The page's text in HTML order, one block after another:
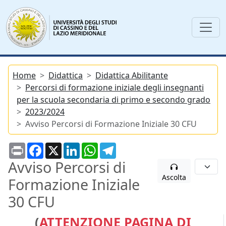
Home Didattica
Didattica Abilitante
Percorsi di formazione iniziale degli insegnanti
per la scuola secondaria di primo e secondo grado
2023/2024
Avviso Percorsi di Formazione Iniziale 30 CFU
PrintFacebook
X LinkedInWhatsApp
Avviso Percorsi di
Formazione Iniziale
30 CFU
Ascolta
(ATTENZIONE PAGINA DI